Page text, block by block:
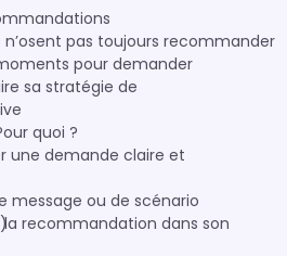
n’osent pas toujours recommander
pour demander
sa stratégie de
quoi ?
une demande claire et
message ou de scénario
la recommandation dans son